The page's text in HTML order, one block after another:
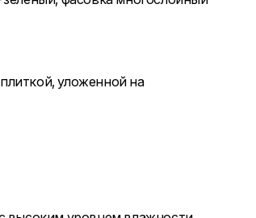
уложенной на